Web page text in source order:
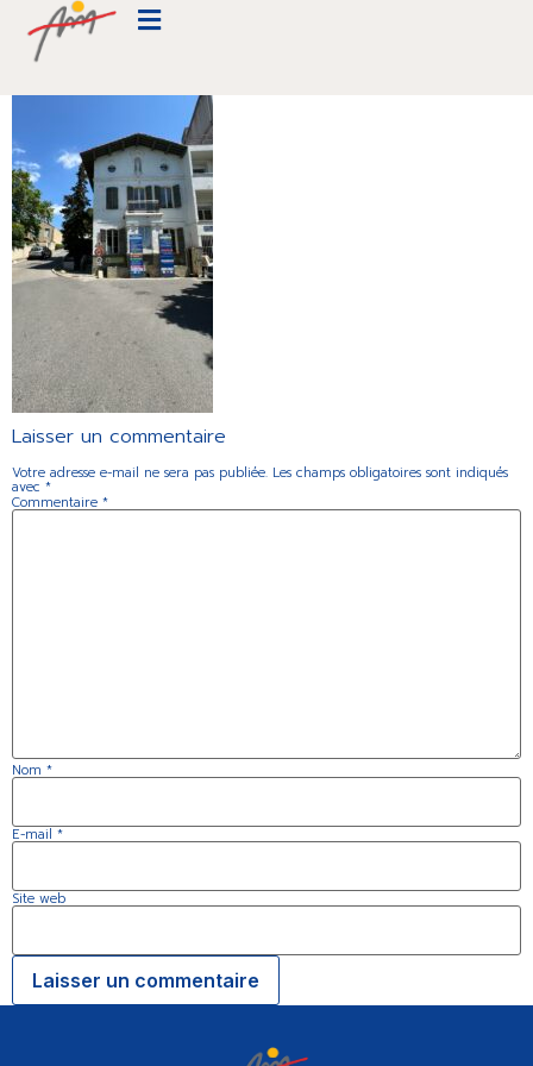
IMG_7101
Laisser un commentaire
Votre adresse e-mail ne sera pas publiée. Les champs obligatoires sont indiqués
avec *
Commentaire *
Nom *
E-mail *
Site web